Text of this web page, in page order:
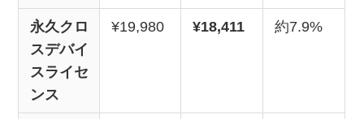
永久クロ
スデバイ
スライセ
ンス
¥19,980 ¥18,411 約7.9%